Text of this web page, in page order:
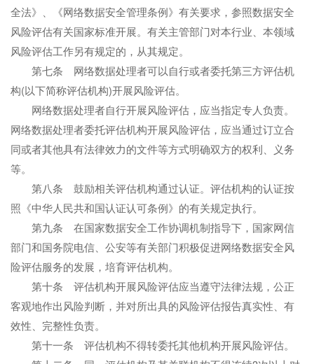
全法》、《网络数据安全管理条例》有关要求，参照数据安全
风险评估有关国家标准开展。有关主管部门对本行业、本领域
风险评估工作另有规定的，从其规定。
第七条 网络数据处理者可以自行或者委托第三方评估机
构(以下简称评估机构)开展风险评估。
网络数据处理者自行开展风险评估，应当指定专人负责。
网络数据处理者委托评估机构开展风险评估，应当通过订立合
同或者其他具有法律效力的文件等方式明确双方的权利、义务
等。
第八条 鼓励相关评估机构通过认证。评估机构的认证按
照《中华人民共和国认证认可条例》的有关规定执行。
第九条 在国家数据安全工作协调机制指导下，国家网信
部门和国务院电信、公安等有关部门积极促进网络数据安全风
险评估服务的发展，培育评估机构。
第十条 评估机构开展风险评估应当遵守法律法规，公正
客观地作出风险判断，并对所出具的风险评估报告真实性、有
效性、完整性负责。
第十一条 评估机构不得转委托其他机构开展风险评估。